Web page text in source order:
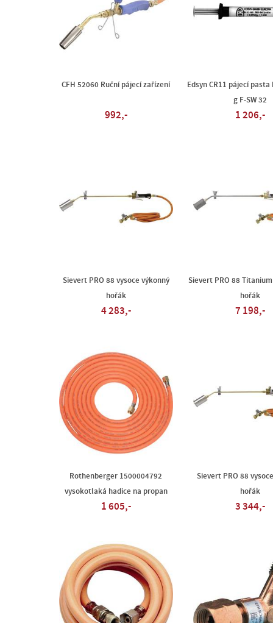
CFH 52060 Ruční pájecí zařízení
992,-
Edsyn CR11 pájecí
g F-SW 32
1 206,-
Sievert PRO 88 vysoce výkonný
hořák
4 283,-
Sievert PRO 88
hořák
7 198,-
Rothenberger 1500004792
vysokotlaká hadice na propan
1 605,-
Sievert PRO 88
hořák
3 344,-